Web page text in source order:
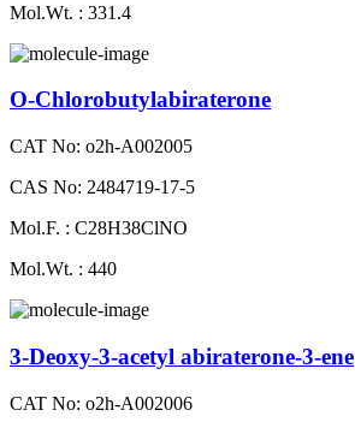
Mol.Wt. : 331.4
O-Chlorobutylabiraterone
CAT No: o2h-A002005
CAS No: 2484719-17-5
Mol.F. : C28H38ClNO
Mol.Wt. : 440
3-Deoxy-3-acetyl abiraterone-3-ene
CAT No: o2h-A002006